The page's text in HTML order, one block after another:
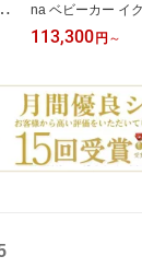
ケ
プ
na ベビーカー イ
イブ｜リベテッド
コッティ／クォー
｜nuna ixxa swiv
カバー付き ぬな
ルシステム対応 a
両対面 新生児 ベ
ート 正規品 1年間
113,300円 ～